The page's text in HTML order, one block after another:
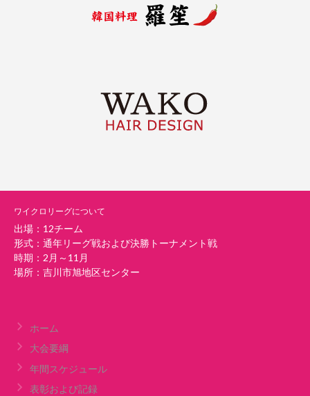
ワイクロリーグについて
出場：12チーム
形式：通年リーグ戦および決勝トーナメント戦
時期：2月～11月
場所：吉川市旭地区センター
ホーム
大会要綱
年間スケジュール
表彰および記録